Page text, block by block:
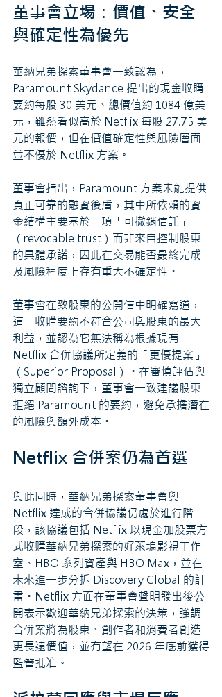
董事會立場：價值、安全
與確定性為優先
華納兄弟探索董事會一致認為，
Paramount Skydance 提出的現金收購
要約每股 30 美元、總價值約 1084 億美
元，雖然看似高於 Netflix 每股 27.75 美
元的報價，但在價值確定性與風險層面
並不優於 Netflix 方案。
董事會指出，Paramount 方案未能提供
真正可靠的融資後盾，其中所依賴的資
金結構主要基於一項「可撤銷信託」
（revocable trust）而非來自控制股東
的具體承諾，因此在交易能否最終完成
及風險程度上存有重大不確定性。
董事會在致股東的公開信中明確寫道，
這一收購要約不符合公司與股東的最大
利益，並認為它無法稱為根據現有
Netflix 合併協議所定義的「更優提案」
（Superior Proposal）。在審慎評估與
獨立顧問諮詢下，董事會一致建議股東
拒絕 Paramount 的要約，避免承擔潛在
的風險與額外成本。
Netflix 合併案仍為首選
與此同時，華納兄弟探索董事會與
Netflix 達成的合併協議仍處於進行階
段，該協議包括 Netflix 以現金加股票方
式收購華納兄弟探索的好萊塢影視工作
室、HBO 系列資產與 HBO Max，並在
未來進一步分拆 Discovery Global 的計
畫。Netflix 方面在董事會聲明發出後公
開表示歡迎華納兄弟探索的決策，強調
合併案將為股東、創作者和消費者創造
更長遠價值，並有望在 2026 年底前獲得
監管批准。